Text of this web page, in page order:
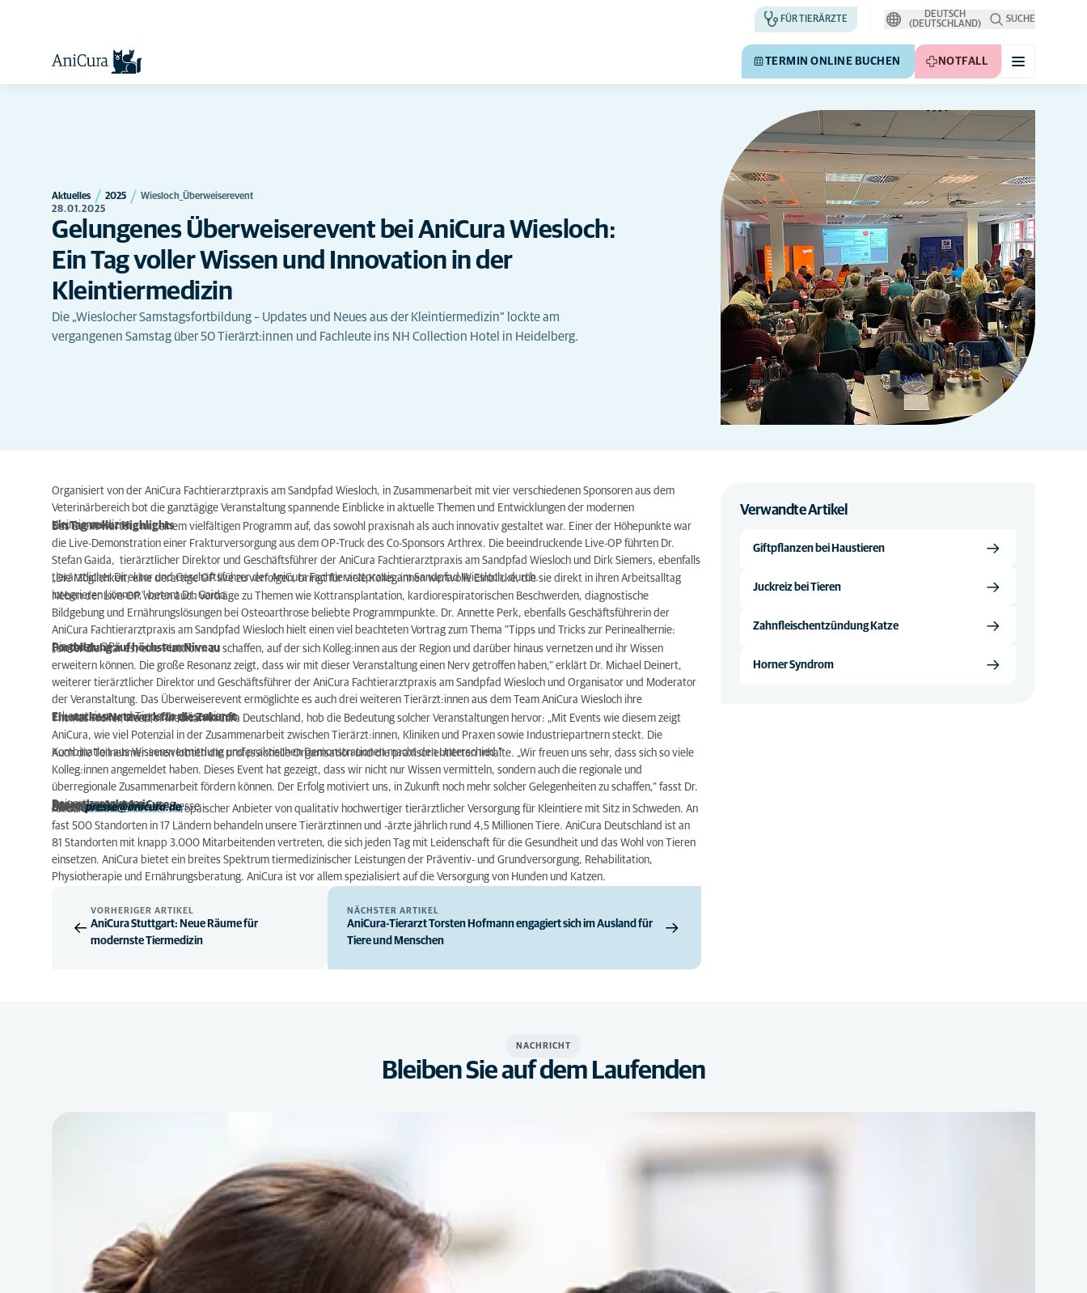
FÜR TIERÄRZTE
DEUTSCH
(DEUTSCHLAND)
SUCHE
TERMIN ONLINE BUCHEN NOTFALL
Aktuelles 2025
Wiesloch_Überweiserevent
28.01.2025
Gelungenes Überweiserevent bei AniCura Wiesloch:
Ein Tag voller Wissen und Innovation in der
Kleintiermedizin
Die „Wieslocher Samstagsfortbildung – Updates und Neues aus der Kleintiermedizin“ lockte am
vergangenen Samstag über 50 Tierärzt:innen und Fachleute ins NH Collection Hotel in Heidelberg.
Organisiert von der AniCura Fachtierarztpraxis am Sandpfad Wiesloch, in Zusammenarbeit mit vier verschiedenen Sponsoren aus dem
Veterinärbereich bot die ganztägige Veranstaltung spannende Einblicke in aktuelle Themen und Entwicklungen der modernen
Kleintiermedizin.
Ein Tag voller Highlights
Das Event wartete mit einem vielfältigen Programm auf, das sowohl praxisnah als auch innovativ gestaltet war. Einer der Höhepunkte war
die Live-Demonstration einer Frakturversorgung aus dem OP-Truck des Co-Sponsors Arthrex. Die beeindruckende Live-OP führten Dr.
Stefan Gaida, tierärztlicher Direktor und Geschäftsführer der AniCura Fachtierarztpraxis am Sandpfad Wiesloch und Dirk Siemers, ebenfalls
tierärztlicher Direktorund Geschäftsführer der AniCura Fachtierarztpraxis amSandpfadWiesloch,durch.
„Die Möglichkeit, eine derartigeOP live zu verfolgen, bringt für vieleKolleg:innen wertvolle Einblicke, die sie direkt in ihren Arbeitsalltag
integrieren können,“ betont Dr.Gaida.
Neben der Live-OP waren auch Vorträge zu Themen wie Kottransplantation, kardiorespiratorischen Beschwerden, diagnostische
Bildgebung und Ernährungslösungen bei Osteoarthrose beliebte Programmpunkte. Dr. Annette Perk, ebenfalls Geschäftsführerin der
AniCura Fachtierarztpraxis am Sandpfad Wiesloch hielt einen viel beachteten Vortrag zum Thema " Tipps und Tricks zur Perinealhernie:
Diagnose, OP.”
Fortbildung auf höchstem Niveau
„Unser Ziel war es, eine Plattform zu schaffen, auf der sich Kolleg:innen aus der Region und darüber hinaus vernetzen und ihr Wissen
erweitern können. Die große Resonanz zeigt, dass wir mit dieser Veranstaltung einen Nerv getroffen haben,“ erklärt Dr. Michael Deinert,
weiterer tierärztlicher Direktor und Geschäftsführer der AniCura Fachtierarztpraxis am Sandpfad Wiesloch und Organisator und Moderator
der Veranstaltung. Das Überweiserevent ermöglichte es auch drei weiteren Tierärzt:innen aus dem Team AniCura Wiesloch ihre
Erkenntnisse und Tipps zu präsentieren.
Ein starkes Netzwerk für die Zukunft
Thomas Rieker, HeadofMedical AniCura Deutschland, hob die Bedeutung solcher Veranstaltungen hervor: „Mit Events wie diesem zeigt
AniCura, wie viel Potenzial in der Zusammenarbeit zwischen
Tierärzt:innen, Kliniken und Praxen sowie Industriepartnern steckt. Die
Kombination aus Wissensvermittlung und praktischen Demonstrationen macht den Unterschied.“
Auch dieTeilnehmer:innenlobten die professionelle Organisation und die praxisorientierten Inhalte. „Wir freuen uns sehr, dass sich so viele
Kolleg:innen angemeldet haben. Dieses Event hat gezeigt, dass wir nicht nur Wissen vermitteln, sondern auch die regionale und
überregionale Zusammenarbeit fördern können. Der Erfolg motiviert uns, in Zukunft noch mehr solcher Gelegenheiten zu schaffen,“ fasst Dr.
Deinert zusammen.
Pressekontakt AniCura:
Janina Bruckmann
- Ansprechpartner für die Presse -
E-Mail:presse@anicura.de
ÜberAniCura
AniCura ist ein führender europäischer Anbieter von qualitativ hochwertiger tierärztlicher Versorgung für Kleintiere mit Sitz in Schweden. An
fast 500 Standorten in 17 Ländern behandeln unsere Tierärztinnen und -ärzte jährlich rund 4,5 Millionen Tiere. AniCura Deutschland ist an
81 Standorten mit knapp 3.000 Mitarbeitenden vertreten, die sich jeden Tag mit Leidenschaft für die Gesundheit und das Wohl von Tieren
einsetzen. AniCura bietet ein breites Spektrum tiermedizinischer Leistungen der Präventiv- und Grundversorgung, Rehabilitation,
Physiotherapie und Ernährungsberatung. AniCura ist vor allem spezialisiert auf die Versorgung von Hunden und Katzen.
VORHERIGER ARTIKEL
AniCura Stuttgart: Neue Räume für
modernste Tiermedizin
NÄCHSTER ARTIKEL
AniCura-Tierarzt Torsten Hofmann engagiert sich im Ausland für
Tiere und Menschen
Verwandte Artikel
Giftpflanzen bei Haustieren
Juckreiz bei Tieren
Zahnfleischentzündung Katze
Horner Syndrom
NACHRICHT
Bleiben Sie auf dem Laufenden